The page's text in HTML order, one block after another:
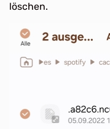
löschen.